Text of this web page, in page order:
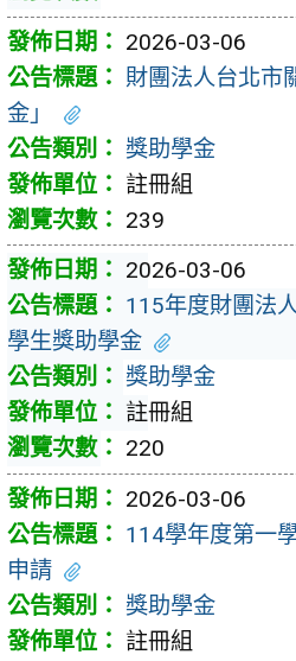
2026-03-06
財團法人台北市
金」
獎助學金
註冊組
239
2026-03-06
115年度財團法
學生獎助學金
獎助學金
註冊組
220
2026-03-06
114學年度第一
申請
獎助學金
註冊組